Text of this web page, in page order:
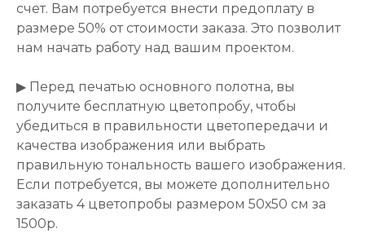
счет. Вам потребуется внести предоплату в
размере 50% от стоимости заказа. Это позволит
нам начать работу над вашим проектом.
▶ Перед печатью основного полотна, вы
получите бесплатную цветопробу, чтобы
убедиться в правильности цветопередачи и
качества изображения или выбрать
правильную тональность вашего изображения.
Если потребуется, вы можете дополнительно
заказать 4 цветопробы размером 50х50 см за
1500р.